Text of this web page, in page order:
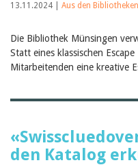
13.11.2024 | Aus den Bibliotheken
Die Bibliothek Münsingen
Statt eines klassischen
Mitarbeitenden eine kreative
den Katalog